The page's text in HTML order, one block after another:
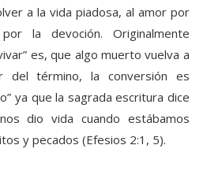
a la vida piadosa, al amor por
la devoción. Originalmente
es, que algo muerto vuelva a
del término, la conversión es
ya que la sagrada escritura dice
dio vida cuando estábamos
y pecados (Efesios 2:1, 5).